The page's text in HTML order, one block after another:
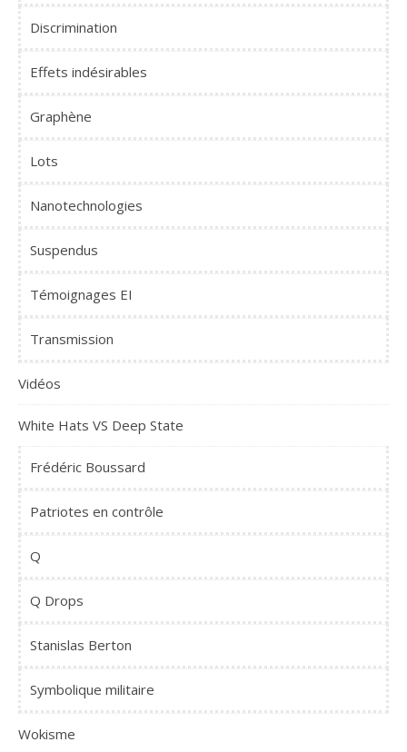
Discrimination
Effets indésirables
Graphène
Lots
Nanotechnologies
Suspendus
Témoignages EI
Transmission
Vidéos
White Hats VS Deep State
Frédéric Boussard
Patriotes en contrôle
Q
Q Drops
Stanislas Berton
Symbolique militaire
Wokisme